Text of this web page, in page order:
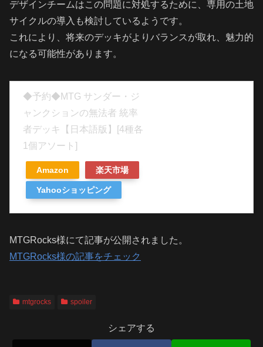
デザインチームはこの問題に対処するために、専用の土地
サイクルの導入も検討しているようです。
これにより、将来のデッキがよりバランスが取れ、魅力的
になる可能性があります。
◆予約◆MTG サンダー・ジ
ャンクションの無法者 統率
者デッキ【日本語版】[4種各
1個アソート]
Amazon 楽天市場
Yahooショッピング
MTGRocks様にて記事が公開されました。
MTGRocks様の記事をチェック
mtgrocks spoiler
シェアする